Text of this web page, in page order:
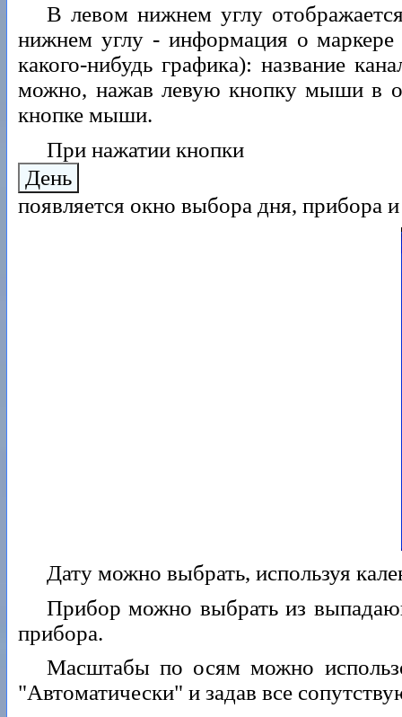
В левом нижнем углу
нижнем углу - информация о
какого-нибудь графика): название
можно, нажав левую кнопку мыши в
кнопке мыши.
При нажатии кнопки
День
появляется окно выбора дня, прибора
Дату можно выбрать, используя
Прибор можно выбрать из
прибора.
Масштабы по осям можно
"Автоматически" и задав все